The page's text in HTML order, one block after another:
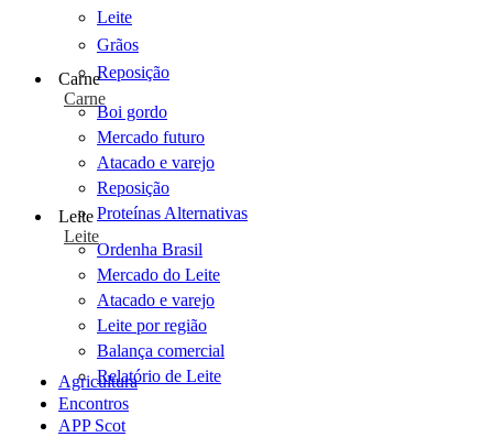
Leite
Grãos
Reposição
Carne
Carne
Boi gordo
Mercado futuro
Atacado e varejo
Reposição
Proteínas Alternativas
Leite
Leite
Ordenha Brasil
Mercado do Leite
Atacado e varejo
Leite por região
Balança comercial
Relatório de Leite
Agricultura
Encontros
APP Scot